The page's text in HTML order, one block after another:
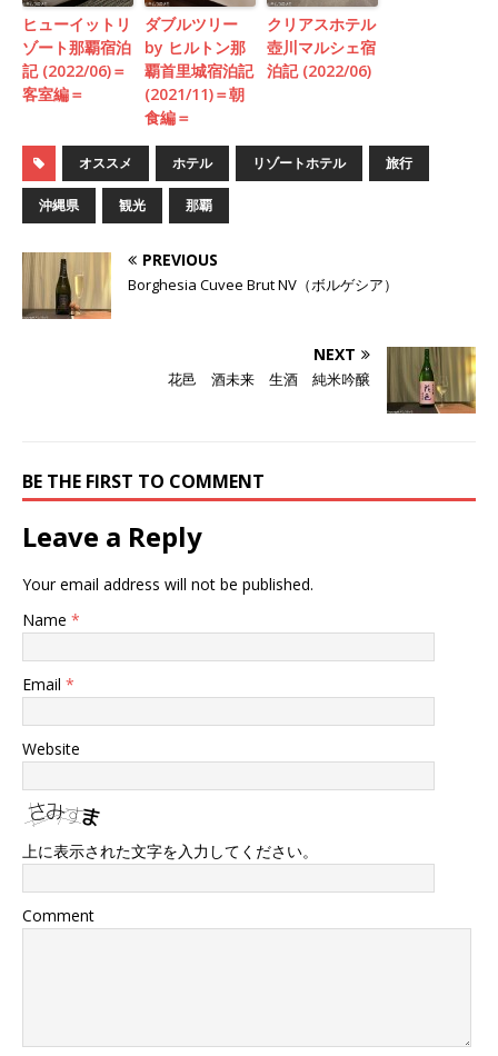
ヒューイットリ
ゾート那覇宿泊
記 (2022/06)＝
客室編＝
ダブルツリー
by ヒルトン那
覇首里城宿泊記
(2021/11)＝朝
食編＝
クリアスホテル
壺川マルシェ宿
泊記 (2022/06)
オススメ ホテル リゾートホテル 旅行
沖縄県 観光 那覇
PREVIOUS
Borghesia Cuvee Brut NV（ボルゲシア）
NEXT
花邑 酒未来 生酒 純米吟醸
BE THE FIRST TO COMMENT
Leave a Reply
Your email address will not be published.
Name *
Email *
Website
上に表示された文字を入力してください。
Comment